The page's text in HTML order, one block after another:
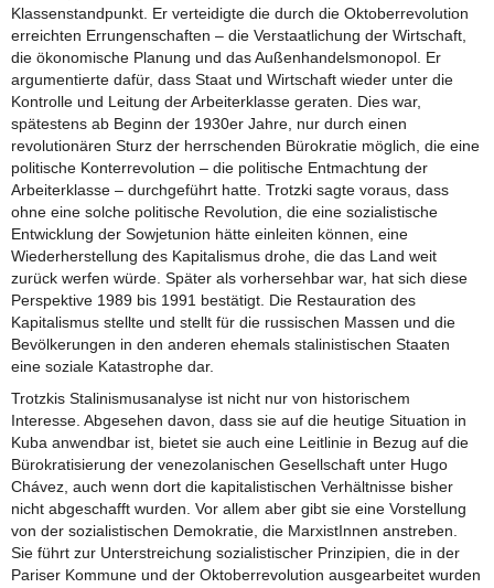
Klassenstandpunkt. Er verteidigte die durch die Oktoberrevolution
erreichten Errungenschaften – die Verstaatlichung der Wirtschaft,
die ökonomische Planung und das Außenhandelsmonopol. Er
argumentierte dafür, dass Staat und Wirtschaft wieder unter die
Kontrolle und Leitung der Arbeiterklasse geraten. Dies war,
spätestens ab Beginn der 1930er Jahre, nur durch einen
revolutionären Sturz der herrschenden Bürokratie möglich, die eine
politische Konterrevolution – die politische Entmachtung der
Arbeiterklasse – durchgeführt hatte. Trotzki sagte voraus, dass
ohne eine solche politische Revolution, die eine sozialistische
Entwicklung der Sowjetunion hätte einleiten können, eine
Wiederherstellung des Kapitalismus drohe, die das Land weit
zurück werfen würde. Später als vorhersehbar war, hat sich diese
Perspektive 1989 bis 1991 bestätigt. Die Restauration des
Kapitalismus stellte und stellt für die russischen Massen und die
Bevölkerungen in den anderen ehemals stalinistischen Staaten
eine soziale Katastrophe dar.
Trotzkis Stalinismusanalyse ist nicht nur von historischem
Interesse. Abgesehen davon, dass sie auf die heutige Situation in
Kuba anwendbar ist, bietet sie auch eine Leitlinie in Bezug auf die
Bürokratisierung der venezolanischen Gesellschaft unter Hugo
Chávez, auch wenn dort die kapitalistischen Verhältnisse bisher
nicht abgeschafft wurden. Vor allem aber gibt sie eine Vorstellung
von der sozialistischen Demokratie, die MarxistInnen anstreben.
Sie führt zur Unterstreichung sozialistischer Prinzipien, die in der
Pariser Kommune und der Oktoberrevolution ausgearbeitet wurden